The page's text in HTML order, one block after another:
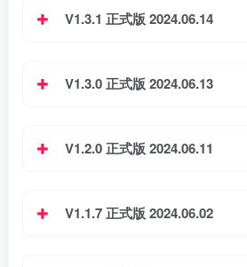
V1.3.1 正式版 2024.06.14
V1.3.0 正式版 2024.06.13
V1.2.0 正式版 2024.06.11
V1.1.7 正式版 2024.06.02